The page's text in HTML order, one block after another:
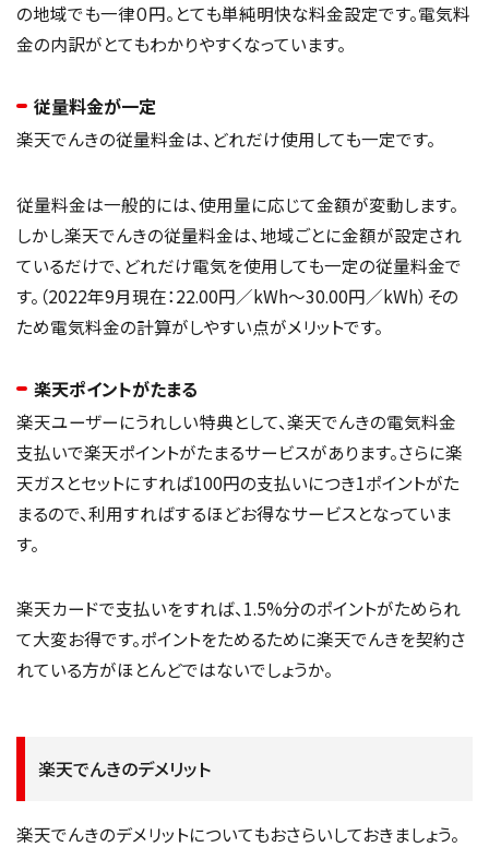
の地域でも一律０円。とても単純明快な料金設定です。電気料
金の内訳がとてもわかりやすくなっています。
従量料金が一定
楽天でんきの従量料金は、どれだけ使用しても一定です。
従量料金は一般的には、使用量に応じて金額が変動します。
しかし楽天でんきの従量料金は、地域ごとに金額が設定され
ているだけで、どれだけ電気を使用しても一定の従量料金で
す。（2022年9月現在：22.00円／kWh～30.00円／kWh）その
ため電気料金の計算がしやすい点がメリットです。
楽天ポイントがたまる
楽天ユーザーにうれしい特典として、楽天でんきの電気料金
支払いで楽天ポイントがたまるサービスがあります。さらに楽
天ガスとセットにすれば100円の支払いにつき1ポイントがた
まるので、利用すればするほどお得なサービスとなっていま
す。
楽天カードで支払いをすれば、1.5%分のポイントがためられ
て大変お得です。ポイントをためるために楽天でんきを契約さ
れている方がほとんどではないでしょうか。
楽天でんきのデメリット
楽天でんきのデメリットについてもおさらいしておきましょう。